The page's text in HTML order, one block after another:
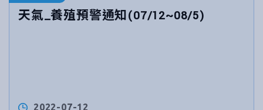
天氣_養殖預警通知(07/12~08/5)
2022-07-12